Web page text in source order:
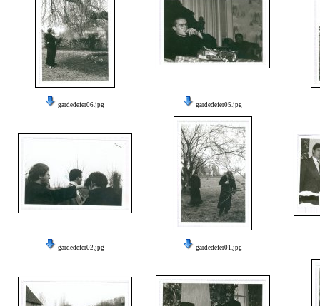
gardedefer06.jpg gardedefer05.jpg
gardedefer02.jpg gardedefer01.jpg